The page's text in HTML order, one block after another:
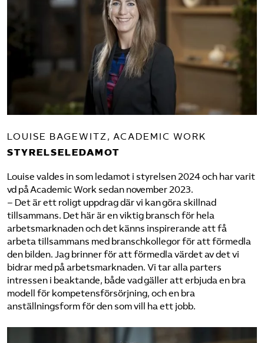
LOUISE BAGEWITZ, ACADEMIC WORK
STYRELSELEDAMOT
Louise valdes in som ledamot i styrelsen 2024 och har varit
vd på Academic Work sedan november 2023.
– Det är ett roligt uppdrag där vi kan göra skillnad
tillsammans. Det här är en viktig bransch för hela
arbetsmarknaden och det känns inspirerande att få
arbeta tillsammans med branschkollegor för att förmedla
den bilden. Jag brinner för att förmedla värdet av det vi
bidrar med på arbetsmarknaden. Vi tar alla parters
intressen i beaktande, både vad gäller att erbjuda en bra
modell för kompetensförsörjning, och en bra
anställningsform för den som vill ha ett jobb.